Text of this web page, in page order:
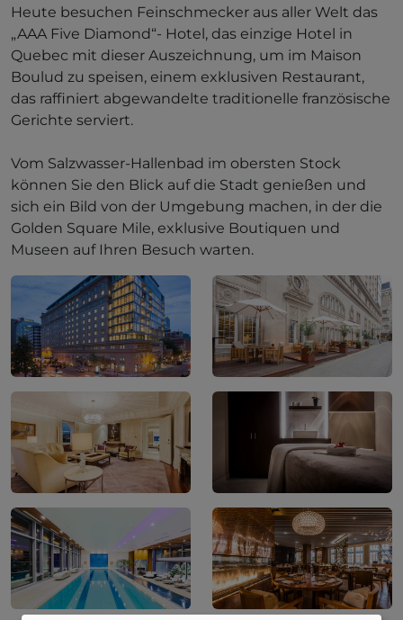
Heute besuchen Feinschmecker aus aller Welt das
„AAA Five Diamond“- Hotel, das einzige Hotel in
Quebec mit dieser Auszeichnung, um im Maison
Boulud zu speisen, einem exklusiven Restaurant,
das raffiniert abgewandelte traditionelle französische
Gerichte serviert.
Vom Salzwasser-Hallenbad im obersten Stock
können Sie den Blick auf die Stadt genießen und
sich ein Bild von der Umgebung machen, in der die
Golden Square Mile, exklusive Boutiquen und
Museen auf Ihren Besuch warten.